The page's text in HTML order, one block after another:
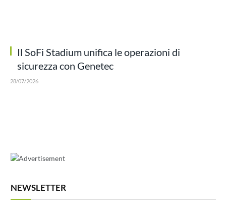
Il SoFi Stadium unifica le operazioni di
sicurezza con Genetec
28/07/2026
NEWSLETTER